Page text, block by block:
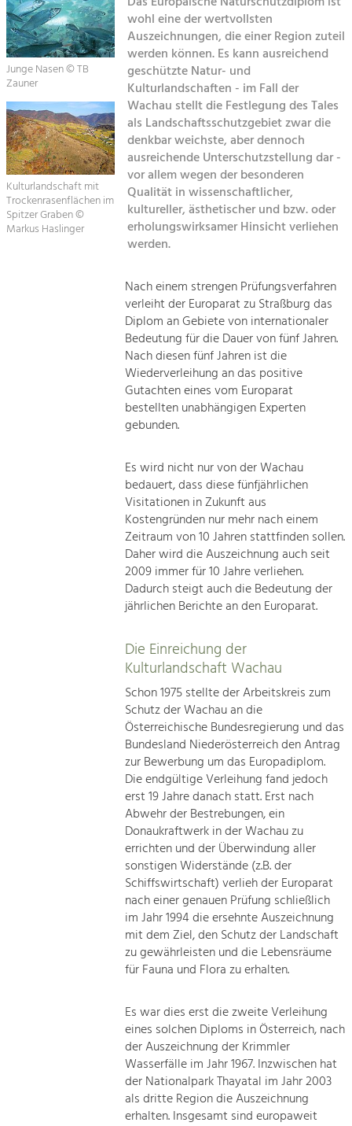
Kirchen am Fluss
Suche
Impressum
Kontakt
Tourismus
Angebotsentwicklung und
Positionierung.
Kunst & Kultur
Handwerk, Wissenschaft und Forschung.
Soziales, Bildung &
Identität
Gleichberechtigung, Jugend und
Integration
Mobilität & Energie
Steigerung regionaler Wertschöpfung
Junge Nasen © TB
Zauner
Kulturlandschaft mit
Trockenrasenflächen im
Spitzer Graben ©
Markus Haslinger
wohl eine der wertvollsten
Auszeichnungen, die einer Region zuteil
werden können. Es kann ausreichend
geschützte Natur- und
Kulturlandschaften - im Fall der
Wachau stellt die Festlegung des Tales
als Landschaftsschutzgebiet zwar die
denkbar weichste, aber dennoch
ausreichende Unterschutzstellung dar -
vor allem wegen der besonderen
Qualität in wissenschaftlicher,
kultureller, ästhetischer und bzw. oder
erholungswirksamer Hinsicht verliehen
werden.
Nach einem strengen Prüfungsverfahren
verleiht der Europarat zu Straßburg das
Diplom an Gebiete von internationaler
Bedeutung für die Dauer von fünf Jahren.
Nach diesen fünf Jahren ist die
Wiederverleihung an das positive
Gutachten eines vom Europarat
bestellten unabhängigen Experten
gebunden.
Es wird nicht nur von der Wachau
bedauert, dass diese fünfjährlichen
Visitationen in Zukunft aus
Kostengründen nur mehr nach einem
Zeitraum von 10 Jahren stattfinden sollen.
Daher wird die Auszeichnung auch seit
2009 immer für 10 Jahre verliehen.
Dadurch steigt auch die Bedeutung der
jährlichen Berichte an den Europarat.
Die Einreichung der
Kulturlandschaft Wachau
Schon 1975 stellte der Arbeitskreis zum
Schutz der Wachau an die
Österreichische Bundesregierung und das
Bundesland Niederösterreich den Antrag
zur Bewerbung um das Europadiplom.
Die endgültige Verleihung fand jedoch
erst 19 Jahre danach statt. Erst nach
Abwehr der Bestrebungen, ein
Donaukraftwerk in der Wachau zu
errichten und der Überwindung aller
sonstigen Widerstände (z.B. der
Schiffswirtschaft) verlieh der Europarat
nach einer genauen Prüfung schließlich
im Jahr 1994 die ersehnte Auszeichnung
mit dem Ziel, den Schutz der Landschaft
zu gewährleisten und die Lebensräume
für Fauna und Flora zu erhalten.
Es war dies erst die zweite Verleihung
eines solchen Diploms in Österreich, nach
der Auszeichnung der Krimmler
Wasserfälle im Jahr 1967. Inzwischen hat
der Nationalpark Thayatal im Jahr 2003
als dritte Region die Auszeichnung
erhalten. Insgesamt sind europaweit